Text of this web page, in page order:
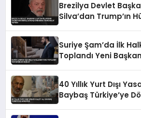
Brezilya Devlet
Silva’dan Trump’ın
Suriye Şam’da İlk
Toplandı Yeni
40 Yıllık Yurt Dışı
Baybaş Türkiye’ye